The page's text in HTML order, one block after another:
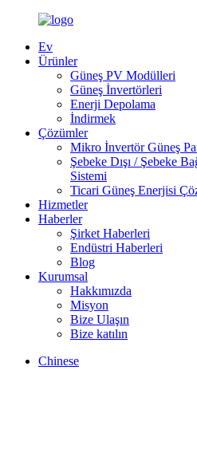
Ev
Ürünler
Güneş PV Modülleri
Güneş İnvertörleri
Enerji Depolama
İndirmek
Çözümler
Mikro İnvertör Güneş
Şebeke Dışı / Şebeke
Sistemi
Ticari Güneş Enerjisi
Hizmetler
Haberler
Şirket Haberleri
Endüstri Haberleri
Blog
Kurumsal
Hakkımızda
Misyon
Bize Ulaşın
Bize katılın
Chinese